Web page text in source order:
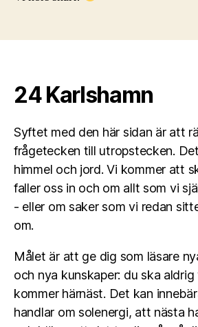
24 Karlshamn
Syftet med den här sidan är att
frågetecken till utropstecken.
himmel och jord. Vi kommer att
faller oss in och om allt som vi
- eller om saker som vi redan
om.
Målet är att ge dig som läsare
och nya kunskaper: du ska
kommer härnäst. Det kan
handlar om solenergi, att nästa